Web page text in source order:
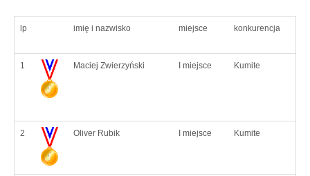
lp imię i nazwisko miejsce konkurencja
1 Maciej Zwierzyński I miejsce Kumite
2 Oliver Rubik I miejsce Kumite